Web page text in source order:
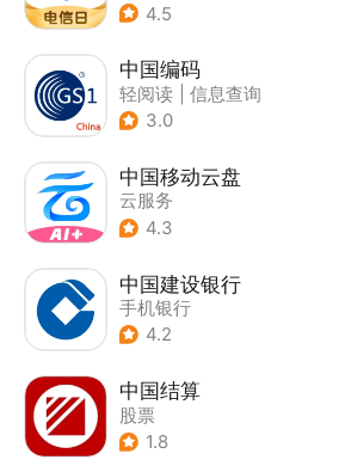
4.5
中国编码
轻阅读
信息查询
3.0
中国移动云盘
云服务
4.3
中国建设银行
手机银行
4.2
中国结算
股票
1.8